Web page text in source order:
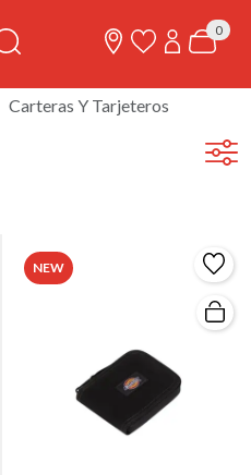
0
Carteras Y Tarjeteros
NEW